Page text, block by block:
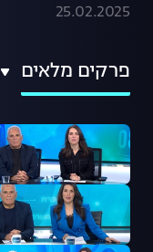
25.02.2025
פרקים מלאים